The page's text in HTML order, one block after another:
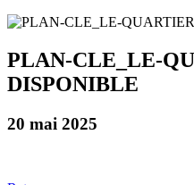
PLAN-CLE_LE-
DISPONIBLE
20 mai 2025